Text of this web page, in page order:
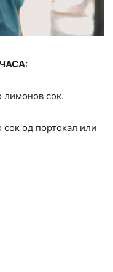
лимонов сок.
сок од портокал или